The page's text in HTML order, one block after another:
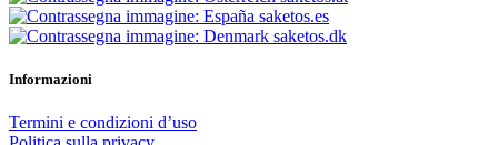
saketos.es
saketos.dk
Informazioni
Termini e condizioni d’uso